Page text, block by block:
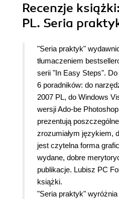
Recenzje książki
PL. Seria
"Seria praktyk"
tłumaczeniem
serii "In Easy Steps". Do
6 poradników: do
2007 PL, do Windows
wersji Ado-be
prezentują
zrozumiałym językiem,
jest czytelna forma
wydane, dobre
publikacje. Lubisz PC
książki.
"Seria praktyk"